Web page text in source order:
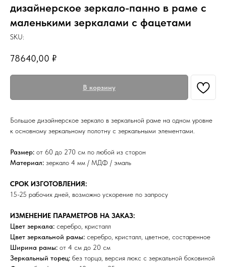
дизайнерское зеркало-панно в раме с
маленькими зеркалами с фацетами
SKU:
78640,00 ₽
В корзину
Большое дизайнерское зеркало в зеркальной раме на одном уровне
к основному зеркальному полотну с зеркальными элементами.
Размер: от 60 до 270 см по любой из сторон
Материал: зеркало 4 мм / МДФ / эмаль
СРОК ИЗГОТОВЛЕНИЯ:
15-25 рабочих дней, возможно ускорение по запросу
ИЗМЕНЕНИЕ ПАРАМЕТРОВ НА ЗАКАЗ:
Цвет зеркала: серебро, кристалл
Цвет зеркальной рамы: серебро, кристалл, цветное, состаренное
Ширина рамы: от 4 см до 20 см
Зеркальный торец: без торца, версия люкс с зеркальной боковиной